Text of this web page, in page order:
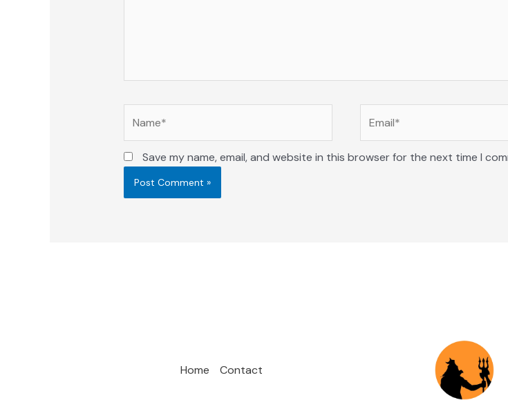
Save my name, email, and website in this browser for the next time I
Home Contact